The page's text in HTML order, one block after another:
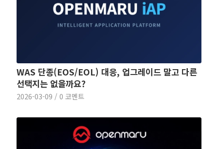
WAS 단종(EOS/EOL) 대응, 업그레이드 말고 다른
선택지는 없을까요?
2026-03-09 / 0 코멘트